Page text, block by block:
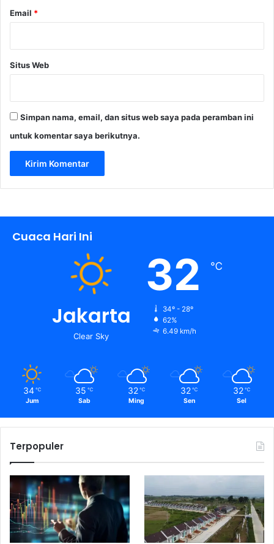
Email *
Situs Web
Simpan nama, email, dan situs web saya pada peramban ini
untuk komentar saya berikutnya.
Cuaca Hari Ini
Jakarta
Clear Sky
32 ℃
34º - 28º
62%
6.49 km/h
34 ℃
Jum
35 ℃
Sab
32 ℃
Ming
32 ℃
Sen
32 ℃
Sel
Terpopuler